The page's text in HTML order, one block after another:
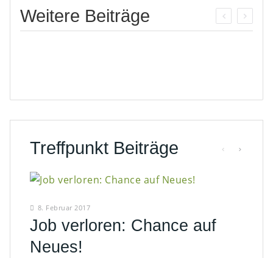
Weitere Beiträge
Treffpunkt Beiträge
8. Februar 2017
Job verloren: Chance auf
Neues!